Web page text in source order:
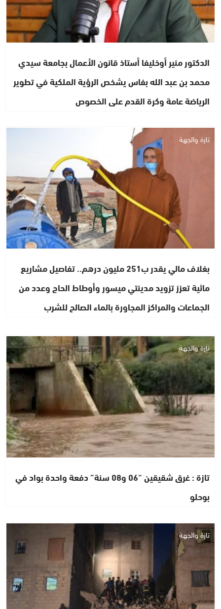
الدكتور منير أوخليفا أستاذ قانون الأعمال بجامعة سيدي
محمد بن عبد الله بفاس يشخص الرؤية الملكية في تطوير
الرياضة عامة وكرة القدم على الخصوص
تازة والجهة
بغلاف مالي يقدر ب251 مليون درهم.. تفاصيل مشاريع
مائية تعزز تزويد مدينتي ميسور وأوطاط الحاج وعدد من
الجماعات والمراكز المجاورة بالماء الصالح للشرب
تازة والجهة
تازة : غرق شقيقين “06 و08 سنة” دفعة واحدة بواد في
بوحلو
تازة والجهة